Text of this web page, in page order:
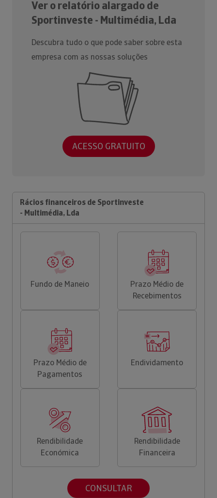
Ver o relatório alargado de
Sportinveste - Multimédia, Lda
Descubra tudo o que pode saber sobre esta
empresa com as nossas soluções
ACESSO GRATUITO
Rácios financeiros de Sportinveste
- Multimédia, Lda
Fundo de Maneio
Prazo Médio de
Recebimentos
Prazo Médio de
Pagamentos
Endividamento
Rendibilidade
Económica
Rendibilidade
Financeira
CONSULTAR